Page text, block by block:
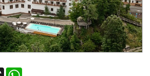
Threads